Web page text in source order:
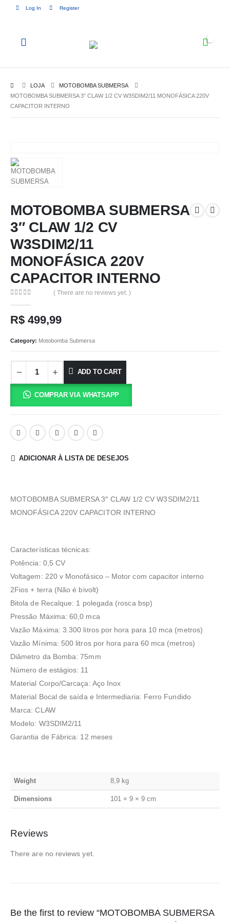
Log In Register
LOJA
MOTOBOMBA SUBMERSA
MOTOBOMBA SUBMERSA 3″ CLAW 1/2 CV W3SDIM2/11 MONOFÁSICA 220V
CAPACITOR INTERNO
MOTOBOMBA SUBMERSA
3″ CLAW 1/2 CV
W3SDIM2/11
MONOFÁSICA 220V
CAPACITOR INTERNO
( There are no reviews yet. )
R$ 499,99
Category: Motobomba Submersa
ADD TO CART
COMPRAR VIA WHATSAPP
ADICIONAR À LISTA DE DESEJOS
MOTOBOMBA SUBMERSA 3″ CLAW 1/2 CV W3SDIM2/11
MONOFÁSICA 220V CAPACITOR INTERNO
Características técnicas:
Potência: 0,5 CV
Voltagem: 220 v Monofásico – Motor com capacitor interno
2Fios + terra (Não é bivolt)
Bitola de Recalque: 1 polegada (rosca bsp)
Pressão Máxima: 60,0 mca
Vazão Máxima: 3.300 litros por hora para 10 mca (metros)
Vazão Mínima: 500 litros por hora para 60 mca (metros)
Diâmetro da Bomba: 75mm
Número de estágios: 11
Material Corpo/Carcaça: Aço Inox
Material Bocal de saída e Intermediaria: Ferro Fundido
Marca: CLAW
Modelo: W3SDIM2/11
Garantia de Fábrica: 12 meses
Weight 8,9 kg
Dimensions 101 × 9 × 9 cm
Reviews
There are no reviews yet.
Be the first to review “MOTOBOMBA SUBMERSA